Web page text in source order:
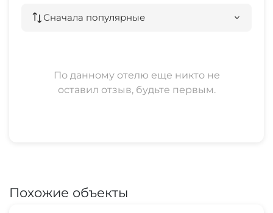
Сначала популярные
По данному отелю еще никто не
оставил отзыв, будьте первым.
Похожие объекты